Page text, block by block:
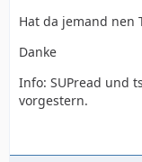
Hat da jemand nen
Danke
Info: SUPread und
vorgestern.